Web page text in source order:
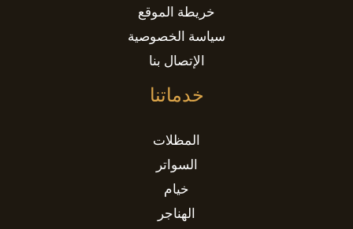
خريطة الموقع
سياسة الخصوصية
الإتصال بنا
خدماتنا
المظلات
السواتر
خيام
الهناجر